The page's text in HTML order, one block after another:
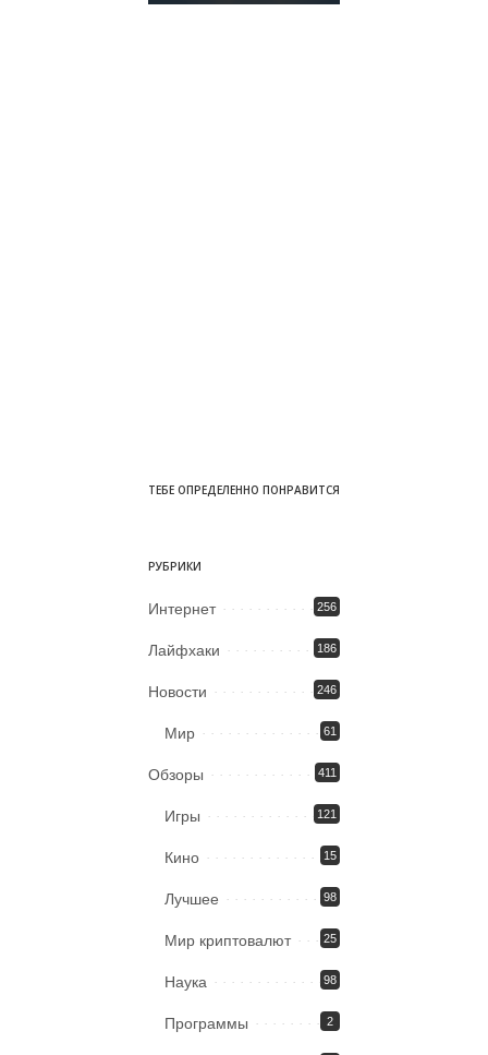
ТЕБЕ ОПРЕДЕЛЕННО ПОНРАВИТСЯ
РУБРИКИ
Интернет 256
Лайфхаки 186
Новости 246
Мир 61
Обзоры 411
Игры 121
Кино 15
Лучшее 98
Мир криптовалют 25
Наука 98
Программы 2